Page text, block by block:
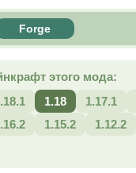
Forge
этого мода:
1.18 1.17.1
1.15.2 1.12.2